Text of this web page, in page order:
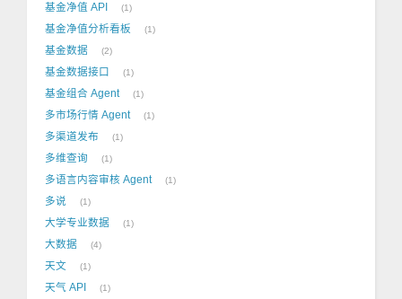
基金净值 API 1
基金净值分析看板 1
基金数据 2
基金数据接口 1
基金组合 Agent 1
多市场行情 Agent 1
多渠道发布 1
多维查询 1
多语言内容审核 Agent 1
多说 1
大学专业数据 1
大数据 4
天文 1
天气 API 1